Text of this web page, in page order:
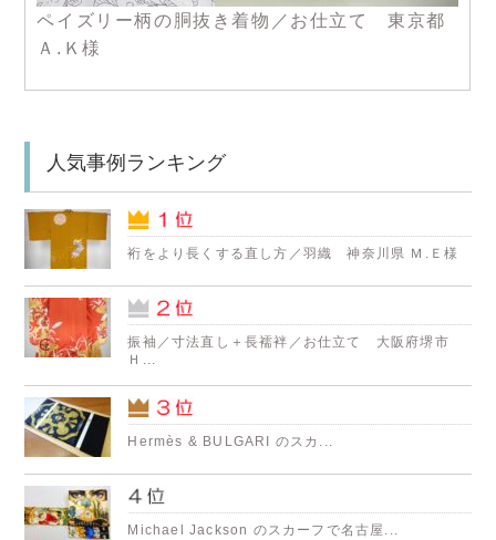
ペイズリー柄の胴抜き着物／お仕立て 東京都
Ａ.Ｋ様
人気事例ランキング
裄をより長くする直し方／羽織 神奈川県 Ｍ.Ｅ様
振袖／寸法直し＋長襦袢／お仕立て 大阪府堺市
Ｈ...
Hermès & BULGARI のスカ...
Michael Jackson のスカーフで名古屋...